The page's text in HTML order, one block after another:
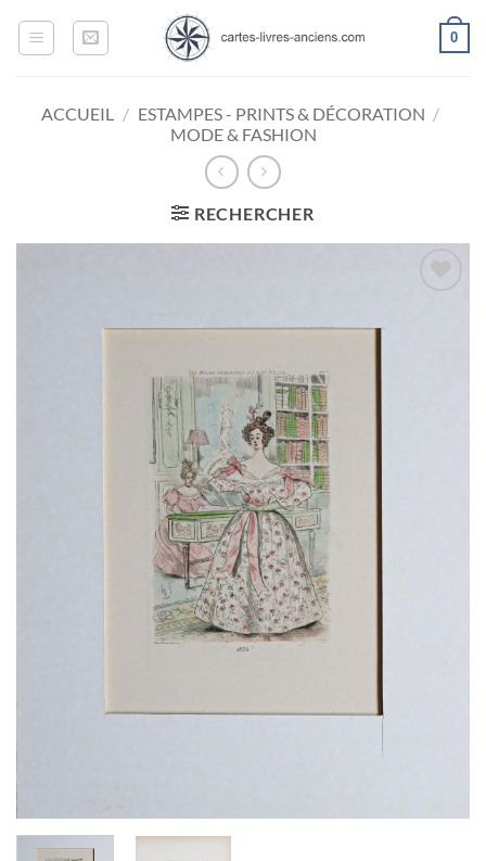
0
ACCUEIL / ESTAMPES - PRINTS & DÉCORATION /
MODE & FASHION
RECHERCHER